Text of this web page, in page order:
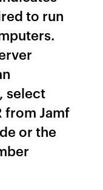
to run
select
from Jamf
or the